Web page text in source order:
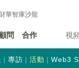
財華智庫沙龍
顧問 合作 視
專訪 活動 Web3